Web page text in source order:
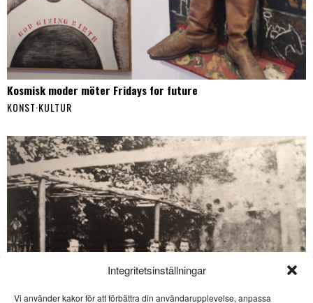
Integritetsinställningar
Vi använder kakor för att förbättra din användarupplevelse, anpassa
Kosmisk moder möter Fridays for future
KONST·KULTUR